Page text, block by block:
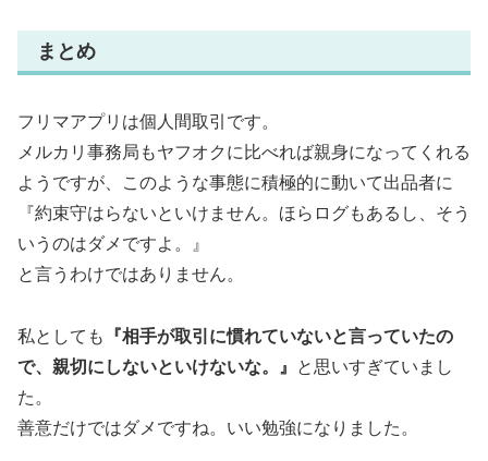
まとめ
フリマアプリは個人間取引です。
メルカリ事務局もヤフオクに比べれば親身になってくれる
ようですが、このような事態に積極的に動いて出品者に
『約束守はらないといけません。ほらログもあるし、そう
いうのはダメですよ。』
と言うわけではありません。
私としても
『相手が取引に慣れていないと言っていたの
で、親切にしないといけないな。』
と思いすぎていまし
た。
善意だけではダメですね。いい勉強になりました。